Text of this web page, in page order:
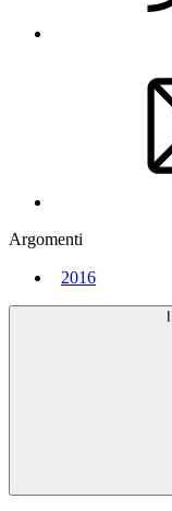
Argomenti
2016